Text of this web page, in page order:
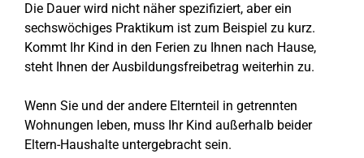
Die Dauer wird nicht näher spezifiziert, aber ein
sechswöchiges Praktikum ist zum Beispiel zu kurz.
Kommt Ihr Kind in den Ferien zu Ihnen nach Hause,
steht Ihnen der Ausbildungsfreibetrag weiterhin zu.
Wenn Sie und der andere Elternteil in getrennten
Wohnungen leben, muss Ihr Kind außerhalb beider
Eltern-Haushalte untergebracht sein.